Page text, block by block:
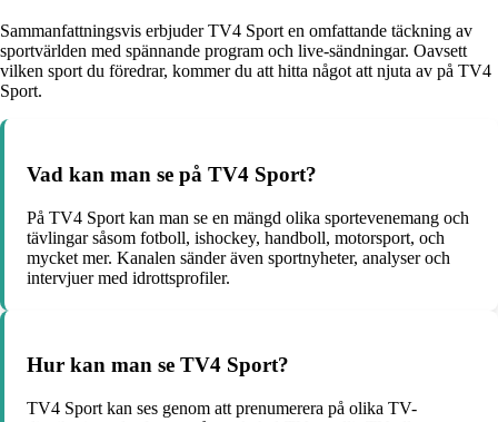
Sammanfattningsvis erbjuder TV4 Sport en omfattande täckning av
sportvärlden med spännande program och live-sändningar. Oavsett
vilken sport du föredrar, kommer du att hitta något att njuta av på TV4
Sport.
Vad kan man se på TV4 Sport?
På TV4 Sport kan man se en mängd olika sportevenemang och
tävlingar såsom fotboll, ishockey, handboll, motorsport, och
mycket mer. Kanalen sänder även sportnyheter, analyser och
intervjuer med idrottsprofiler.
Hur kan man se TV4 Sport?
TV4 Sport kan ses genom att prenumerera på olika TV-